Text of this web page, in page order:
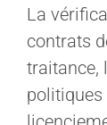
La
contrats
traitance,
politiques